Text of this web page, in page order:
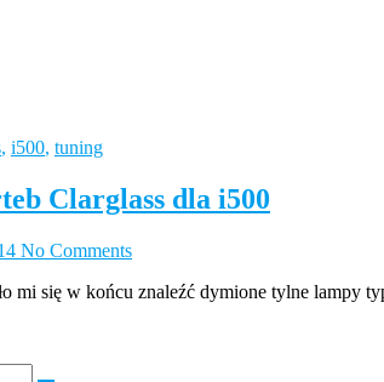
, i500, tuning
Clarglass dla i500
No Comments
mi się w końcu znaleźć dymione tylne lampy